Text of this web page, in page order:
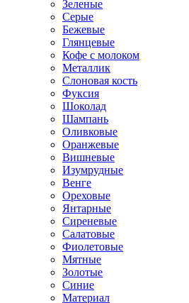
Зеленые
Серые
Бежевые
Глянцевые
Кофе с молоком
Металлик
Слоновая кость
Фуксия
Шоколад
Шампань
Оливковые
Оранжевые
Вишневые
Изумрудные
Венге
Ореховые
Янтарные
Сиреневые
Салатовые
Фиолетовые
Мятные
Золотые
Синие
Материал